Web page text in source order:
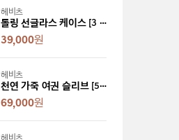
헤비츠
롤링 선글라스 케이스 [3 colors]
39,000원
헤비츠
천연 가죽 여권 슬리브 [5 colors]
69,000원
헤비츠